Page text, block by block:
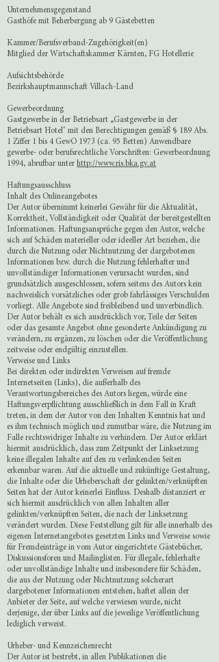
Unternehmensgegenstand
Gasthöfe mit Beherbergung ab 9 Gästebetten
Kammer/Berufsverband-Zugehörigkeit(en)
Mitglied der Wirtschaftskammer Kärnten, FG Hotellerie
Aufsichtsbehörde
Bezirkshauptmannschaft Villach-Land
Gewerbeordnung
Gastgewerbe in der Betriebsart „Gastgewerbe in der
Betriebsart Hotel" mit den Berechtigungen gemäß § 189 Abs.
1 Ziffer 1 bis 4 GewO 1973 (ca. 95 Betten) Anwendbare
gewerbe- oder berufsrechtliche Vorschriften: Gewerbeordnung
1994, abrufbar unter http://www.ris.bka.gv.at
Haftungsausschluss
Inhalt des Onlineangebotes
Der Autor übernimmt keinerlei Gewähr für die Aktualität,
Korrektheit, Vollständigkeit oder Qualität der bereitgestellten
Informationen. Haftungsansprüche gegen den Autor, welche
sich auf Schäden materieller oder ideeller Art beziehen, die
durch die Nutzung oder Nichtnutzung der dargebotenen
Informationen bzw. durch die Nutzung fehlerhafter und
unvollständiger Informationen verursacht wurden, sind
grundsätzlich ausgeschlossen, sofern seitens des Autors kein
nachweislich vorsätzliches oder grob fahrlässiges Verschulden
vorliegt. Alle Angebote sind freibleibend und unverbindlich.
Der Autor behält es sich ausdrücklich vor, Teile der Seiten
oder das gesamte Angebot ohne gesonderte Ankündigung zu
verändern, zu ergänzen, zu löschen oder die Veröffentlichung
zeitweise oder endgültig einzustellen.
Verweise und Links
Bei direkten oder indirekten Verweisen auf fremde
Internetseiten (Links), die außerhalb des
Verantwortungsbereiches des Autors liegen, würde eine
Haftungsverpflichtung ausschließlich in dem Fall in Kraft
treten, in dem der Autor von den Inhalten Kenntnis hat und
es ihm technisch möglich und zumutbar wäre, die Nutzung im
Falle rechtswidriger Inhalte zu verhindern. Der Autor erklärt
hiermit ausdrücklich, dass zum Zeitpunkt der Linksetzung
keine illegalen Inhalte auf den zu verlinkenden Seiten
erkennbar waren. Auf die aktuelle und zukünftige Gestaltung,
die Inhalte oder die Urheberschaft der gelinkten/verknüpften
Seiten hat der Autor keinerlei Einfluss. Deshalb distanziert er
sich hiermit ausdrücklich von allen Inhalten aller
gelinkten/verknüpften Seiten, die nach der Linksetzung
verändert wurden. Diese Feststellung gilt für alle innerhalb des
eigenen Internetangebotes gesetzten Links und Verweise sowie
für Fremdeinträge in vom Autor eingerichtete Gästebücher,
Diskussionsforen und Mailinglisten. Für illegale, fehlerhafte
oder unvollständige Inhalte und insbesondere für Schäden,
die aus der Nutzung oder Nichtnutzung solcherart
dargebotener Informationen entstehen, haftet allein der
Anbieter der Seite, auf welche verwiesen wurde, nicht
derjenige, der über Links auf die jeweilige Veröffentlichung
lediglich verweist.
Urheber- und Kennzeichenrecht
Der Autor ist bestrebt, in allen Publikationen die